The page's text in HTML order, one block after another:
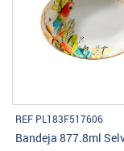
REF PL183F517606
Bandeja 877.8ml